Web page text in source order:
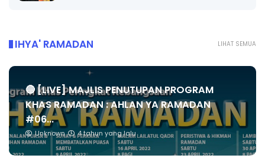
LIHAT SEMUA
IHYA' RAMADAN
🔴 [LIVE] MAJLIS PENUTUPAN PROGRAM
KHAS RAMADAN : AHLAN YA RAMADAN
#06...
Unknown 4 tahun yang lalu